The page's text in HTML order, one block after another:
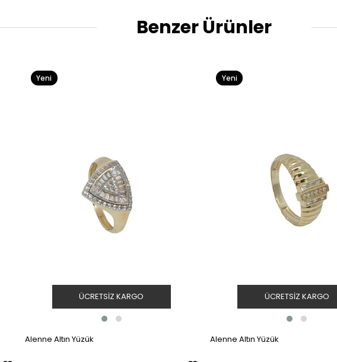
Benzer Ürünler
Alenne Altın Yüzük
ÜCRETSIZ KARGO
Yeni
Alenne Altın Yüzük
ÜCRETSIZ KARGO
Yeni